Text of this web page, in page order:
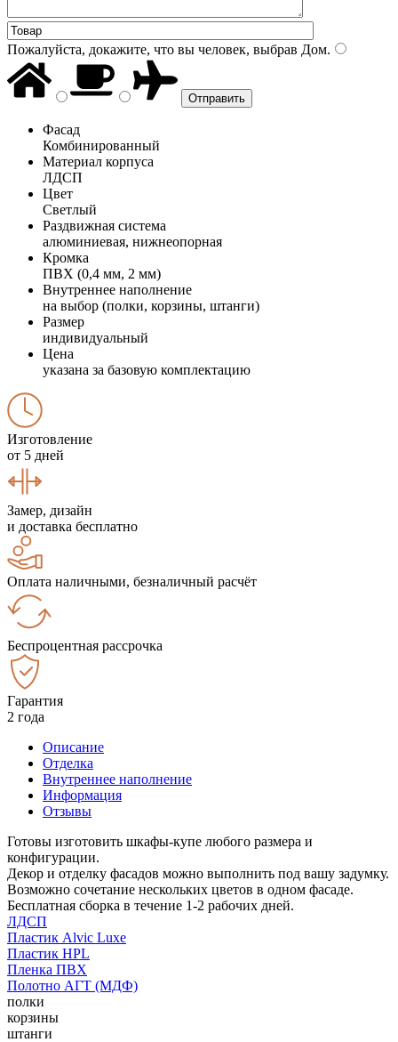
Пожалуйста, докажите, что вы человек, выбрав Дом.
Фасад
Комбинированный
Материал корпуса
ЛДСП
Цвет
Светлый
Раздвижная система
алюминиевая, нижнеопорная
Кромка
ПВХ (0,4 мм, 2 мм)
Внутреннее наполнение
на выбор (полки, корзины, штанги)
Размер
индивидуальный
Цена
указана за базовую комплектацию
Изготовление
от 5 дней
Замер, дизайн
и доставка бесплатно
Оплата наличными, безналичный расчёт
Беспроцентная рассрочка
Гарантия
2 года
Описание
Отделка
Внутреннее наполнение
Информация
Отзывы
Готовы изготовить шкафы-купе любого размера и
конфигурации.
Декор и отделку фасадов можно выполнить под вашу задумку.
Возможно сочетание нескольких цветов в одном фасаде.
Бесплатная сборка в течение 1-2 рабочих дней.
ЛДСП
Пластик Alvic Luxe
Пластик HPL
Пленка ПВХ
Полотно АГТ (МДФ)
полки
корзины
штанги